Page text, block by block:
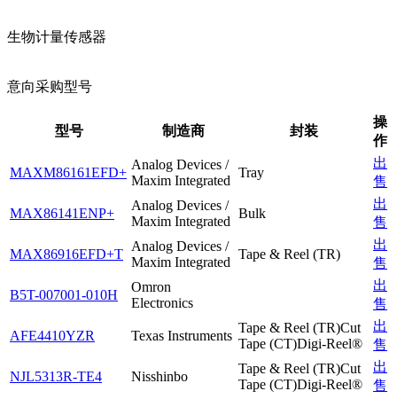
生物计量传感器
意向采购型号
型号 制造商 封装
操
作
MAXM86161EFD+
Analog Devices /
Maxim Integrated
Tray
出
售
MAX86141ENP+
Analog Devices /
Maxim Integrated
Bulk
出
售
MAX86916EFD+T
Analog Devices /
Maxim Integrated
Tape & Reel (TR)
出
售
B5T-007001-010H
Omron
Electronics
出
售
AFE4410YZR Texas Instruments
Tape & Reel (TR)Cut
Tape (CT)Digi-Reel®
出
售
NJL5313R-TE4 Nisshinbo
Tape & Reel (TR)Cut
Tape (CT)Digi-Reel®
出
售